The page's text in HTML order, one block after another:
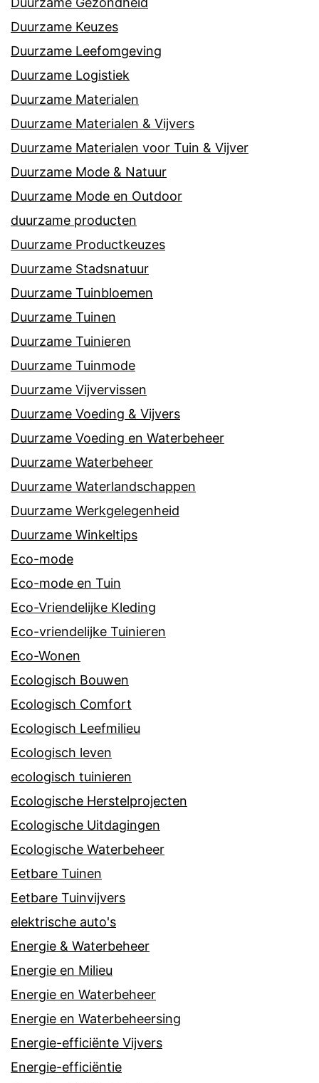
Duurzame Keuzes
Duurzame Leefomgeving
Duurzame Logistiek
Duurzame Materialen
Duurzame Materialen & Vijvers
Duurzame Materialen voor Tuin & Vijver
Duurzame Mode & Natuur
Duurzame Mode en Outdoor
duurzame producten
Duurzame Productkeuzes
Duurzame Stadsnatuur
Duurzame Tuinbloemen
Duurzame Tuinen
Duurzame Tuinieren
Duurzame Tuinmode
Duurzame Vijvervissen
Duurzame Voeding & Vijvers
Duurzame Voeding en Waterbeheer
Duurzame Waterbeheer
Duurzame Waterlandschappen
Duurzame Werkgelegenheid
Duurzame Winkeltips
Eco-mode
Eco-mode en Tuin
Eco-Vriendelijke Kleding
Eco-vriendelijke Tuinieren
Eco-Wonen
Ecologisch Bouwen
Ecologisch Comfort
Ecologisch Leefmilieu
Ecologisch leven
ecologisch tuinieren
Ecologische Herstelprojecten
Ecologische Uitdagingen
Ecologische Waterbeheer
Eetbare Tuinen
Eetbare Tuinvijvers
elektrische auto's
Energie & Waterbeheer
Energie en Milieu
Energie en Waterbeheer
Energie en Waterbeheersing
Energie-efficiënte Vijvers
Energie-efficiëntie